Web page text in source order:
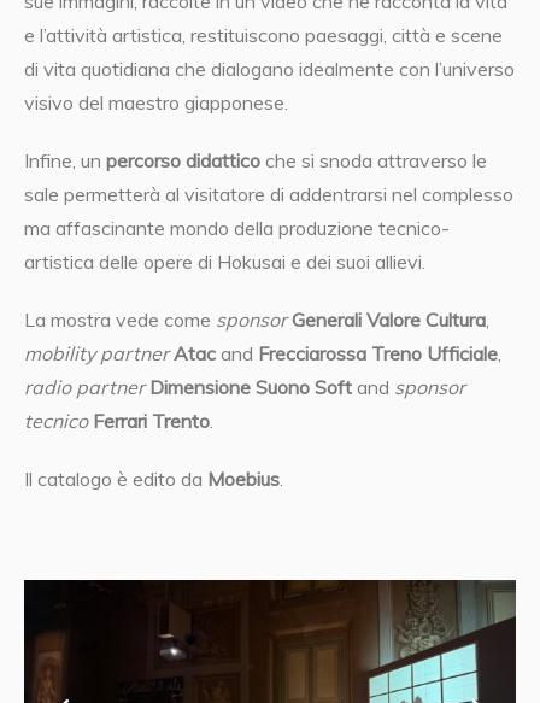
e l’attività artistica, restituiscono paesaggi, città e scene
di vita quotidiana che dialogano idealmente con l’universo
visivo del maestro giapponese.
Infine, un percorso didatticoche si snoda attraverso le
sale permetterà al visitatore di addentrarsi nel complesso
ma affascinante mondo della produzione tecnico-
artistica delle opere di Hokusai e dei suoi allievi.
La mostra vede come sponsorGenerali Valore Cultura,
mobility partner Atacand Frecciarossa Treno Ufficiale,
radio partner Dimensione Suono Softand sponsor
tecnico Ferrari Trento.
Il catalogo è edito da Moebius.